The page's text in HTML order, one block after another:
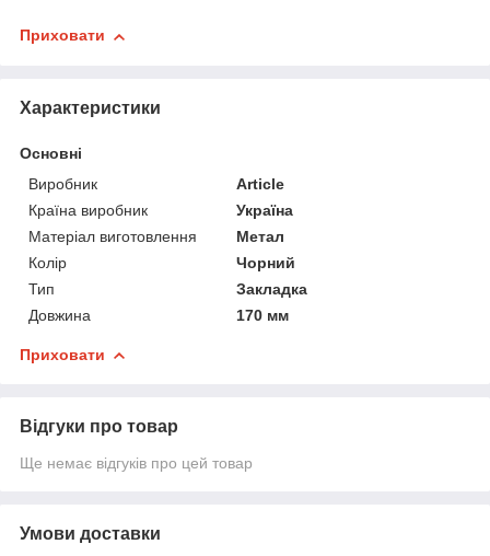
Приховати
Характеристики
Основні
Виробник
Article
Країна виробник
Україна
Матеріал виготовлення
Метал
Колір
Чорний
Тип
Закладка
Довжина
170 мм
Приховати
Відгуки про товар
Ще немає відгуків про цей товар
Умови доставки